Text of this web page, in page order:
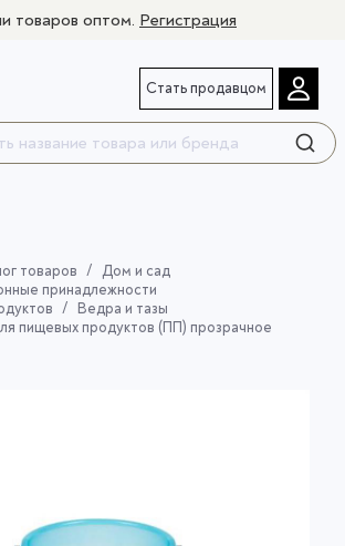
товаров оптом. Регистрация
Стать продавцом
товаров
Дом и сад
принадлежности
Ведра и тазы
пищевых продуктов (ПП) прозрачное